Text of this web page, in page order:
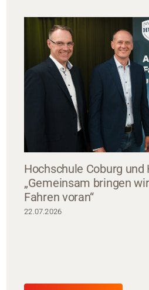
Hochschule Coburg und
„Gemeinsam bringen
Fahren voran“
22.07.2026